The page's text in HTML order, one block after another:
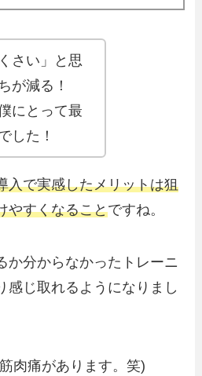
さい」と思
が減る！
にとって最
した！
入で実感したメリットは狙
やすくなることですね。
か分からなかったトレーニ
感じ取れるようになりまし
肉痛があります。笑)